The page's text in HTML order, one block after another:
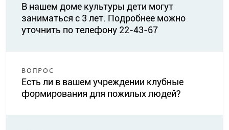
В нашем доме культуры дети могут
заниматься с 3 лет. Подробнее можно
уточнить по телефону 22-43-67
ВОПРОС
Есть ли в вашем учреждении клубные
формирования для пожилых людей?